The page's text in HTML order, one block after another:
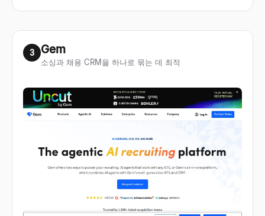
3 Gem
소싱과 채용 CRM을 하나로 묶는 데 최적